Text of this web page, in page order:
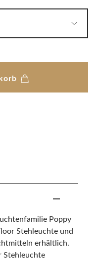
Poppy
Stehleuchte und
erhältlich.
Stehleuchte